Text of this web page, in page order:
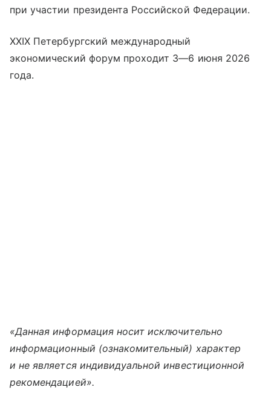
при участии президента Российской Федерации.
XXIX Петербургский международный
экономический форум проходит 3—6 июня 2026
года.
«Данная информация носит исключительно
информационный (ознакомительный) характер
и не является индивидуальной инвестиционной
рекомендацией».